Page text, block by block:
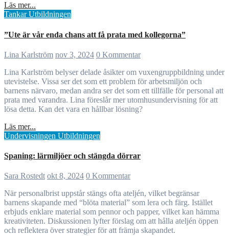
Läs mer...
TankarUtbildningen
”Ute är vår enda chans att få prata med kollegorna”
Lina Karlström nov 3, 2024 0 Kommentar
Lina Karlström belyser delade åsikter om vuxengruppbildning under
utevistelse. Vissa ser det som ett problem för arbetsmiljön och
barnens närvaro, medan andra ser det som ett tillfälle för personal att
prata med varandra. Lina föreslår mer utomhusundervisning för att
lösa detta. Kan det vara en hållbar lösning?
Läs mer...
Undervisningen Utbildningen
Spaning: lärmiljöer och stängda dörrar
Sara Rostedt okt 8, 2024 0 Kommentar
När personalbrist uppstår stängs ofta ateljén, vilket begränsar
barnens skapande med “blöta material” som lera och färg. Istället
erbjuds enklare material som pennor och papper, vilket kan hämma
kreativiteten. Diskussionen lyfter förslag om att hålla ateljén öppen
och reflektera över strategier för att främja skapandet.